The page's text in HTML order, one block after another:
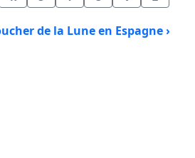
de la Lune en Espagne ›